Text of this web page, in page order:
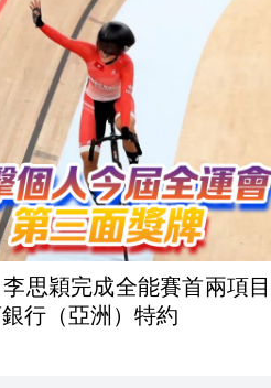
李思穎完成全能賽首兩項
行（亞洲）特約